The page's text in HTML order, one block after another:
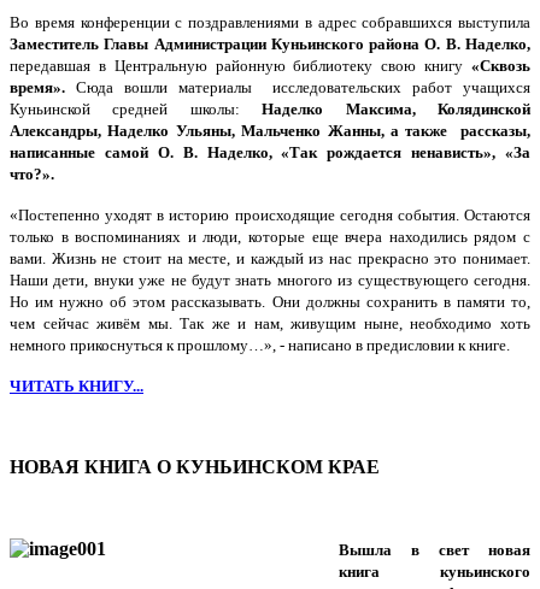
Во время конференции с поздравлениями в адрес собравшихся выступила
Заместитель Главы Администрации Куньинского района О. В. Наделко,
передавшая в Центральную районную библиотеку свою книгу «Сквозь
время». Сюда вошли материалы исследовательских работ учащихся
Куньинской средней школы:Наделко Максима, Колядинской
Александры, Наделко Ульяны, Мальченко Жанны, а также рассказы,
написанные самой О. В. Наделко, «Так рождается ненависть», «За
что?».
«Постепенно уходят в историю происходящие сегодня события. Остаются
только в воспоминаниях и люди, которые еще вчера находились рядом с
вами. Жизнь не стоит на месте, и каждый из нас прекрасно это понимает.
Наши дети, внуки уже не будут знать многого из существующего сегодня.
Но им нужно об этом рассказывать. Они должны сохранить в памяти то,
чем сейчас живём мы. Так же и нам, живущим ныне, необходимо хоть
немного прикоснуться к прошлому…», - написано в предисловии к книге.
ЧИТАТЬ КНИГУ...
НОВАЯ КНИГА О КУНЬИНСКОМ КРАЕ
Вышла в свет новая
книга куньинского